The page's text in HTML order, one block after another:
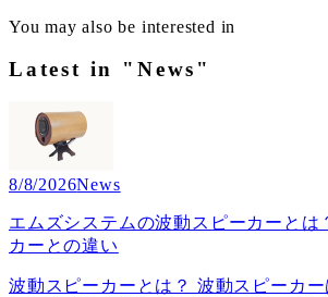
You may also be interested in
Latest in "News"
8/8/2026News
エムズシステムの波動スピーカーとは
カーとの違い
波動スピーカーとは？ 波動スピーカ